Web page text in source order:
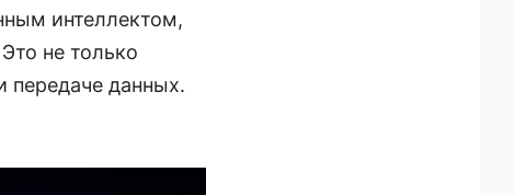
интеллектом,
не только
передаче данных.